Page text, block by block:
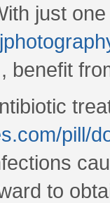
just
benefit
pill/
to